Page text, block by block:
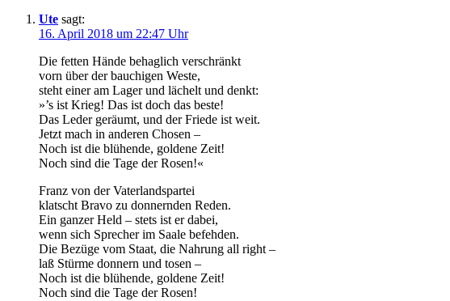
Ute sagt:
16. April 2018 um 22:47 Uhr
Die fetten Hände behaglich verschränkt
vorn über der bauchigen Weste,
steht einer am Lager und lächelt und denkt:
»’s ist Krieg! Das ist doch das beste!
Das Leder geräumt, und der Friede ist weit.
Jetzt mach in anderen Chosen –
Noch ist die blühende, goldene Zeit!
Noch sind die Tage der Rosen!«
Franz von der Vaterlandspartei
klatscht Bravo zu donnernden Reden.
Ein ganzer Held – stets ist er dabei,
wenn sich Sprecher im Saale befehden.
Die Bezüge vom Staat, die Nahrung all right –
laß Stürme donnern und tosen –
Noch ist die blühende, goldene Zeit!
Noch sind die Tage der Rosen!